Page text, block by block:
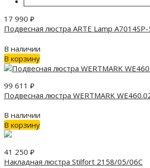
17 990 ₽
Подвесная люстра ARTE Lamp
В наличии
В корзину
99 611 ₽
Подвесная люстра WERTMARK
В наличии
В корзину
41 250 ₽
Накладная люстра Stilfort 2158/05/06C